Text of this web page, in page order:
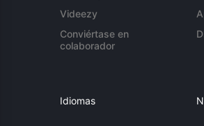
Videezy
Conviértase en
colaborador
Idiomas